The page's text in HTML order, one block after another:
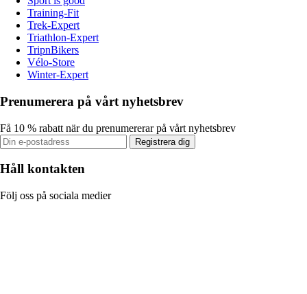
Training-Fit
Trek-Expert
Triathlon-Expert
TripnBikers
Vélo-Store
Winter-Expert
Prenumerera på vårt nyhetsbrev
Få 10 % rabatt när du prenumererar på vårt nyhetsbrev
Registrera dig
Håll kontakten
Följ oss på sociala medier